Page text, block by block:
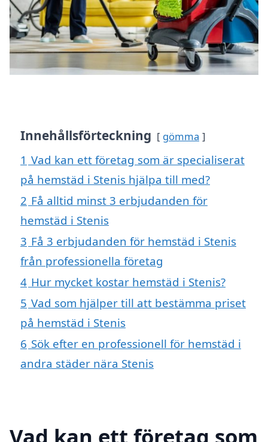
Innehållsförteckning gömma
1 Vad kan ett företag som är specialiserat
på hemstäd i Stenis hjälpa till med?
2 Få alltid minst 3 erbjudanden för
hemstäd i Stenis
3 Få 3 erbjudanden för hemstäd i Stenis
från professionella företag
4 Hur mycket kostar hemstäd i Stenis?
5 Vad som hjälper till att bestämma priset
på hemstäd i Stenis
6 Sök efter en professionell för hemstäd i
andra städer nära Stenis
Vad kan ett företag som